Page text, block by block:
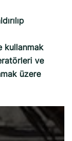
kullanmak
ve
üzere